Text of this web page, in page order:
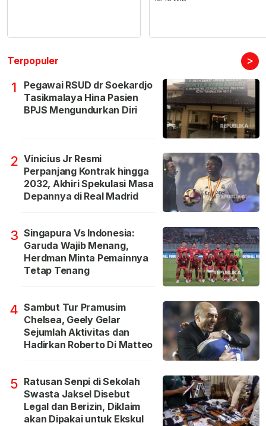
Terpopuler >
1
Pegawai RSUD dr Soekardjo
Tasikmalaya Hina Pasien
BPJS Mengundurkan Diri
2 Vinicius Jr Resmi
Perpanjang Kontrak hingga
2032, Akhiri Spekulasi Masa
Depannya di Real Madrid
3 Singapura Vs Indonesia:
Garuda Wajib Menang,
Herdman Minta Pemainnya
Tetap Tenang
4 Sambut Tur Pramusim
Chelsea, Geely Gelar
Sejumlah Aktivitas dan
Hadirkan Roberto Di Matteo
5 Ratusan Senpi di Sekolah
Swasta Jaksel Disebut
Legal dan Berizin, Diklaim
akan Dipakai untuk Ekskul